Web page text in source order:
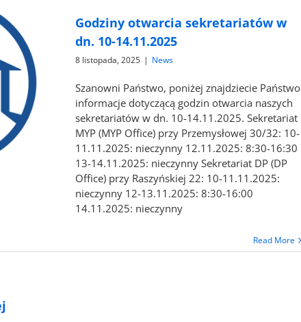
Godziny otwarcia sekretariatów w
dn. 10-14.11.2025
8 listopada, 2025 | News
Szanowni Państwo, poniżej znajdziecie Państwo
informacje dotyczącą godzin otwarcia naszych
sekretariatów w dn. 10-14.11.2025. Sekretariat
MYP (MYP Office) przy Przemysłowej 30/32: 10-
11.11.2025: nieczynny 12.11.2025: 8:30-16:30
13-14.11.2025: nieczynny Sekretariat DP (DP
Office) przy Raszyńskiej 22: 10-11.11.2025:
nieczynny 12-13.11.2025: 8:30-16:00
14.11.2025: nieczynny
Read More